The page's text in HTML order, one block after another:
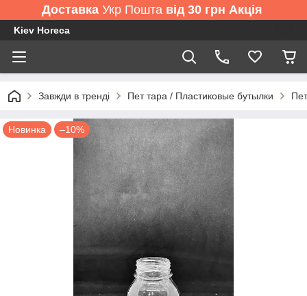
ДоставкаУкр Пошта від 30 грн Акція
Kiev Horeca
Завжди в тренді Пет тара / Пластиковые бутылки
Новинка –10%